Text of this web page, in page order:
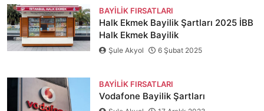
BAYILIK FIRSATLARI
Halk Ekmek Bayilik Şartları 2025 İBB
Halk Ekmek Bayilik
Şule Akyol 6 Şubat 2025
BAYILIK FIRSATLARI
Vodafone Bayilik Şartları